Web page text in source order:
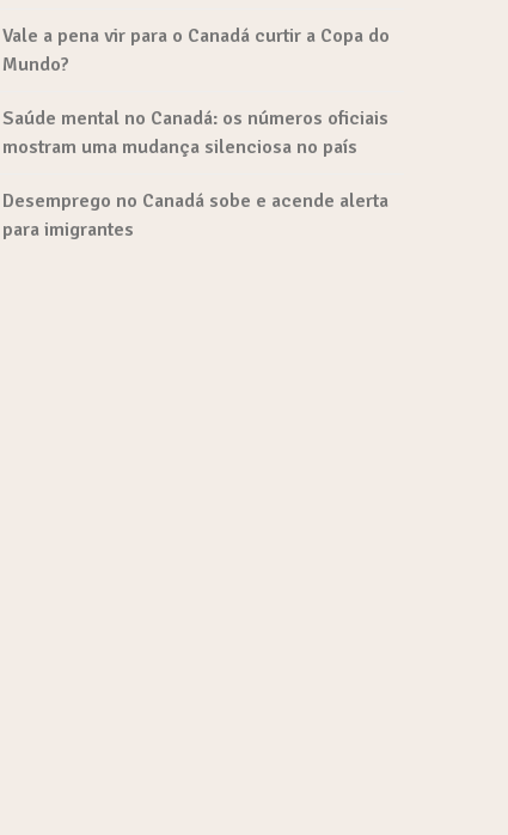
Vale a pena vir para o Canadá curtir a Copa do
Mundo?
Saúde mental no Canadá: os números oficiais
mostram uma mudança silenciosa no país
Desemprego no Canadá sobe e acende alerta
para imigrantes